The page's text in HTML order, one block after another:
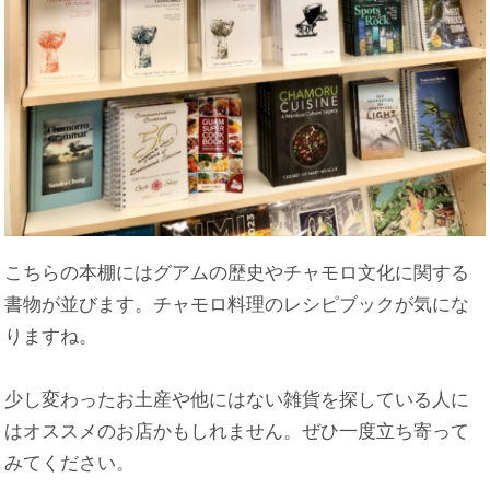
こちらの本棚にはグアムの歴史やチャモロ文化に関する
書物が並びます。チャモロ料理のレシピブックが気にな
りますね。
少し変わったお土産や他にはない雑貨を探している人に
はオススメのお店かもしれません。ぜひ一度立ち寄って
みてください。